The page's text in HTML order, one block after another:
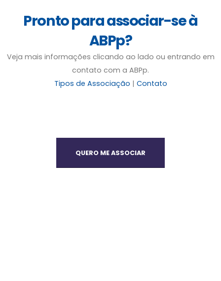
Pronto para associar-se à
ABPp?
Veja mais informações clicando ao lado ou entrando em
contato com a ABPp.
Tipos de Associação | Contato
QUERO ME ASSOCIAR